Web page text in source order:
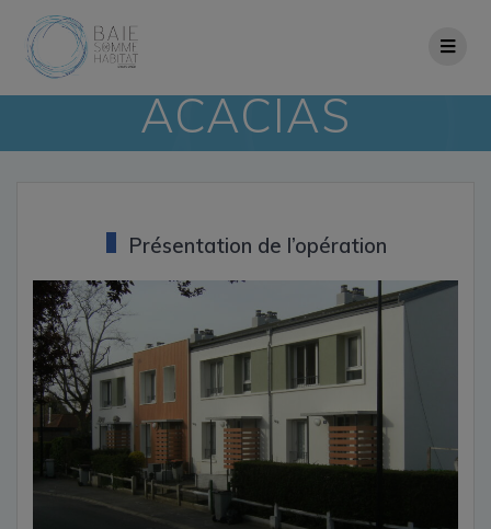
ACACIAS
Présentation de l’opération